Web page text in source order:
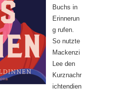
Buchs in
Erinnerun
g rufen.
So nutzte
Mackenzi
Lee den
Kurznachr
ichtendien